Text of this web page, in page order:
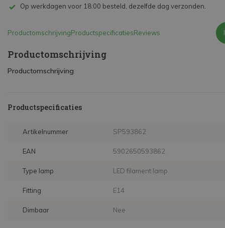
Op werkdagen voor 18:00 besteld, dezelfde dag verzonden.
ProductomschrijvingProductspecificatiesReviews
Productomschrijving
Productomschrijving
Productspecificaties
Artikelnummer SP593862
EAN 5902650593862
Type lamp LED filament lamp
Fitting E14
Dimbaar Nee